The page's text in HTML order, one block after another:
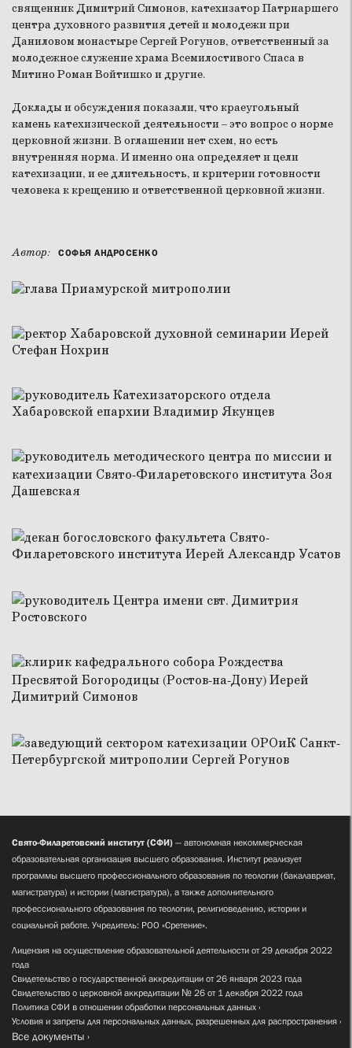
священник Димитрий Симонов, катехизатор Патриаршего
центра духовного развития детей и молодежи при
Даниловом монастыре Сергей Рогунов, ответственный за
молодежное служение храма Всемилостивого Спаса в
Митино Роман Войтишко и другие.
Доклады и обсуждения показали, что краеугольный
камень катехизической деятельности – это вопрос о норме
церковной жизни. В оглашении нет схем, но есть
внутренняя норма. И именно она определяет и цели
катехизации, и ее длительность, и критерии готовности
человека к крещению и ответственной церковной жизни.
Автор: СОФЬЯ АНДРОСЕНКО
Свято-Филаретовский институт (СФИ) — автономная некоммерческая
образовательная организация высшего образования. Институт реализует
программы высшего профессионального образования по теологии (бакалавриат,
магистратура) и истории (магистратура), а также дополнительного
профессионального образования по теологии, религиоведению, истории и
социальной работе. Учредитель: РОО «Сретение».
Лицензия на осуществление образовательной деятельности от 29 декабря 2022
года
Свидетельство о государственной аккредитации от 26 января 2023 года
Свидетельство о церковной аккредитации № 26 от 1 декабря 2022 года
Политика СФИ в отношении обработки персональных данных
Условия и запреты для персональных данных, разрешенных для распространения
Все документы